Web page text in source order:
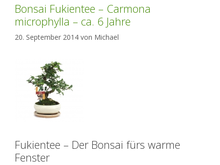
Bonsai Fukientee – Carmona
microphylla – ca. 6 Jahre
20. September 2014 von Michael
Fukientee – Der Bonsai fürs warme
Fenster